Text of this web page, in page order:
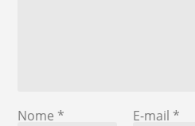
Nome * E-mail *